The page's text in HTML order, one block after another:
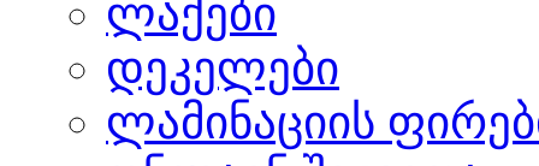
ლაქები
დეკელები
ლამინაციის